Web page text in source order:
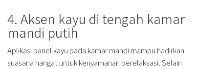
4. Aksen kayu di tengah kamar
mandi putih
Aplikasi panel kayu pada kamar mandi mampu hadirkan
suasana hangat untuk kenyamanan berelaksasi. Selain